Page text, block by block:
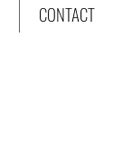
CONTACT